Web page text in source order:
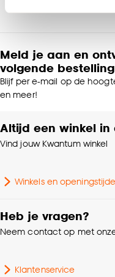
van alle cookies, of
noodzakelijke
voor kiezen om
accepteren door op
klikken.
Goed om te weten is
kan aanpassen,
Samenstelling
Breedte
Gewicht
Garantietermijn
Meld je aan en
volgende bestelling
Blijf per e-mail op de
en meer!
Altijd een winkel in
Vind jouw Kwantum winkel
Winkels en
Heb je vragen?
Neem contact op met
Klantenservice